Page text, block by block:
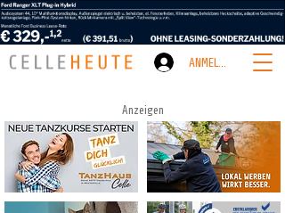
ANMELDEN
Anzeigen